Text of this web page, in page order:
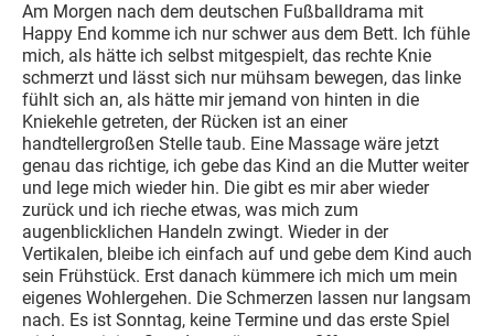
Am Morgen nach dem deutschen Fußballdrama mit
Happy End komme ich nur schwer aus dem Bett. Ich fühle
mich, als hätte ich selbst mitgespielt, das rechte Knie
schmerzt und lässt sich nur mühsam bewegen, das linke
fühlt sich an, als hätte mir jemand von hinten in die
Kniekehle getreten, der Rücken ist an einer
handtellergroßen Stelle taub. Eine Massage wäre jetzt
genau das richtige, ich gebe das Kind an die Mutter weiter
und lege mich wieder hin. Die gibt es mir aber wieder
zurück und ich rieche etwas, was mich zum
augenblicklichen Handeln zwingt. Wieder in der
Vertikalen, bleibe ich einfach auf und gebe dem Kind auch
sein Frühstück. Erst danach kümmere ich mich um mein
eigenes Wohlergehen. Die Schmerzen lassen nur langsam
nach. Es ist Sonntag, keine Termine und das erste Spiel